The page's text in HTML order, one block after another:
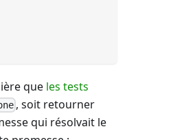
que les tests
, soit retourner
qui résolvait le